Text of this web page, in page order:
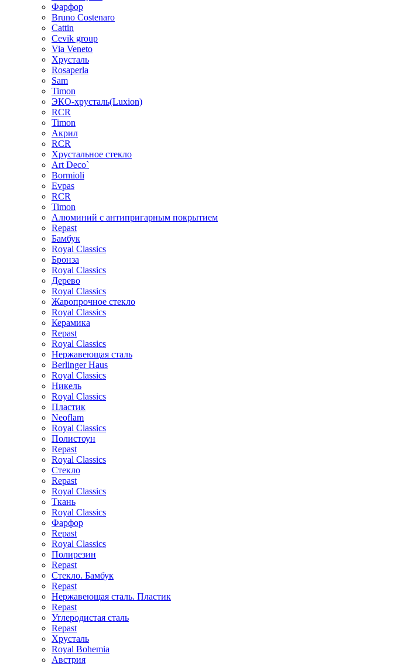
Фарфор
Bruno Costenaro
Cattin
Cevik group
Via Veneto
Хрусталь
Rosaperla
Sam
Timon
ЭКО-хрусталь(Luxion)
RCR
Timon
Акрил
RCR
Хрустальное стекло
Art Deco`
Bormioli
Evpas
RCR
Timon
Алюминий с антипригарным покрытием
Repast
Бамбук
Royal Classics
Бронза
Royal Classics
Дерево
Royal Classics
Жаропрочное стекло
Royal Classics
Керамика
Repast
Royal Classics
Нержавеющая сталь
Berlinger Haus
Royal Classics
Никель
Royal Classics
Пластик
Neoflam
Royal Classics
Полистоун
Repast
Royal Classics
Стекло
Repast
Royal Classics
Ткань
Royal Classics
Фарфор
Repast
Royal Classics
Полирезин
Repast
Стекло. Бамбук
Repast
Нержавеющая сталь. Пластик
Repast
Углеродистая сталь
Repast
Хрусталь
Royal Bohemia
Австрия